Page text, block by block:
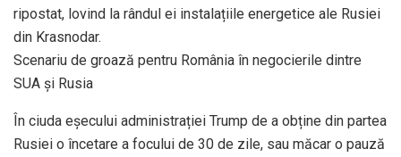
ripostat, lovind la rândul ei instalațiile energetice ale Rusiei
din Krasnodar.
Scenariu de groază pentru România în negocierile dintre
SUA și Rusia
În ciuda eșecului administrației Trump de a obține din partea
Rusiei o încetare a focului de 30 de zile, sau măcar o pauză